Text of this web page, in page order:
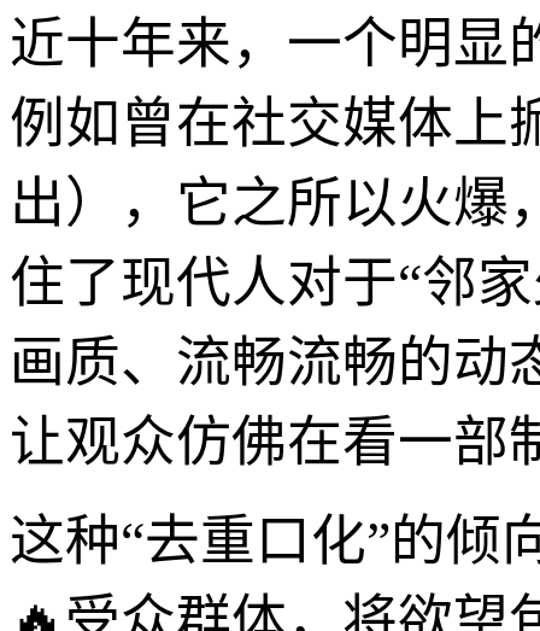
近十年来，一个明显
例如曾在社交媒体上
出），它之所以火爆
住了现代人对于“邻
画质、流畅流畅的动
让观众仿佛在看一部
这种“去重口化”的倾